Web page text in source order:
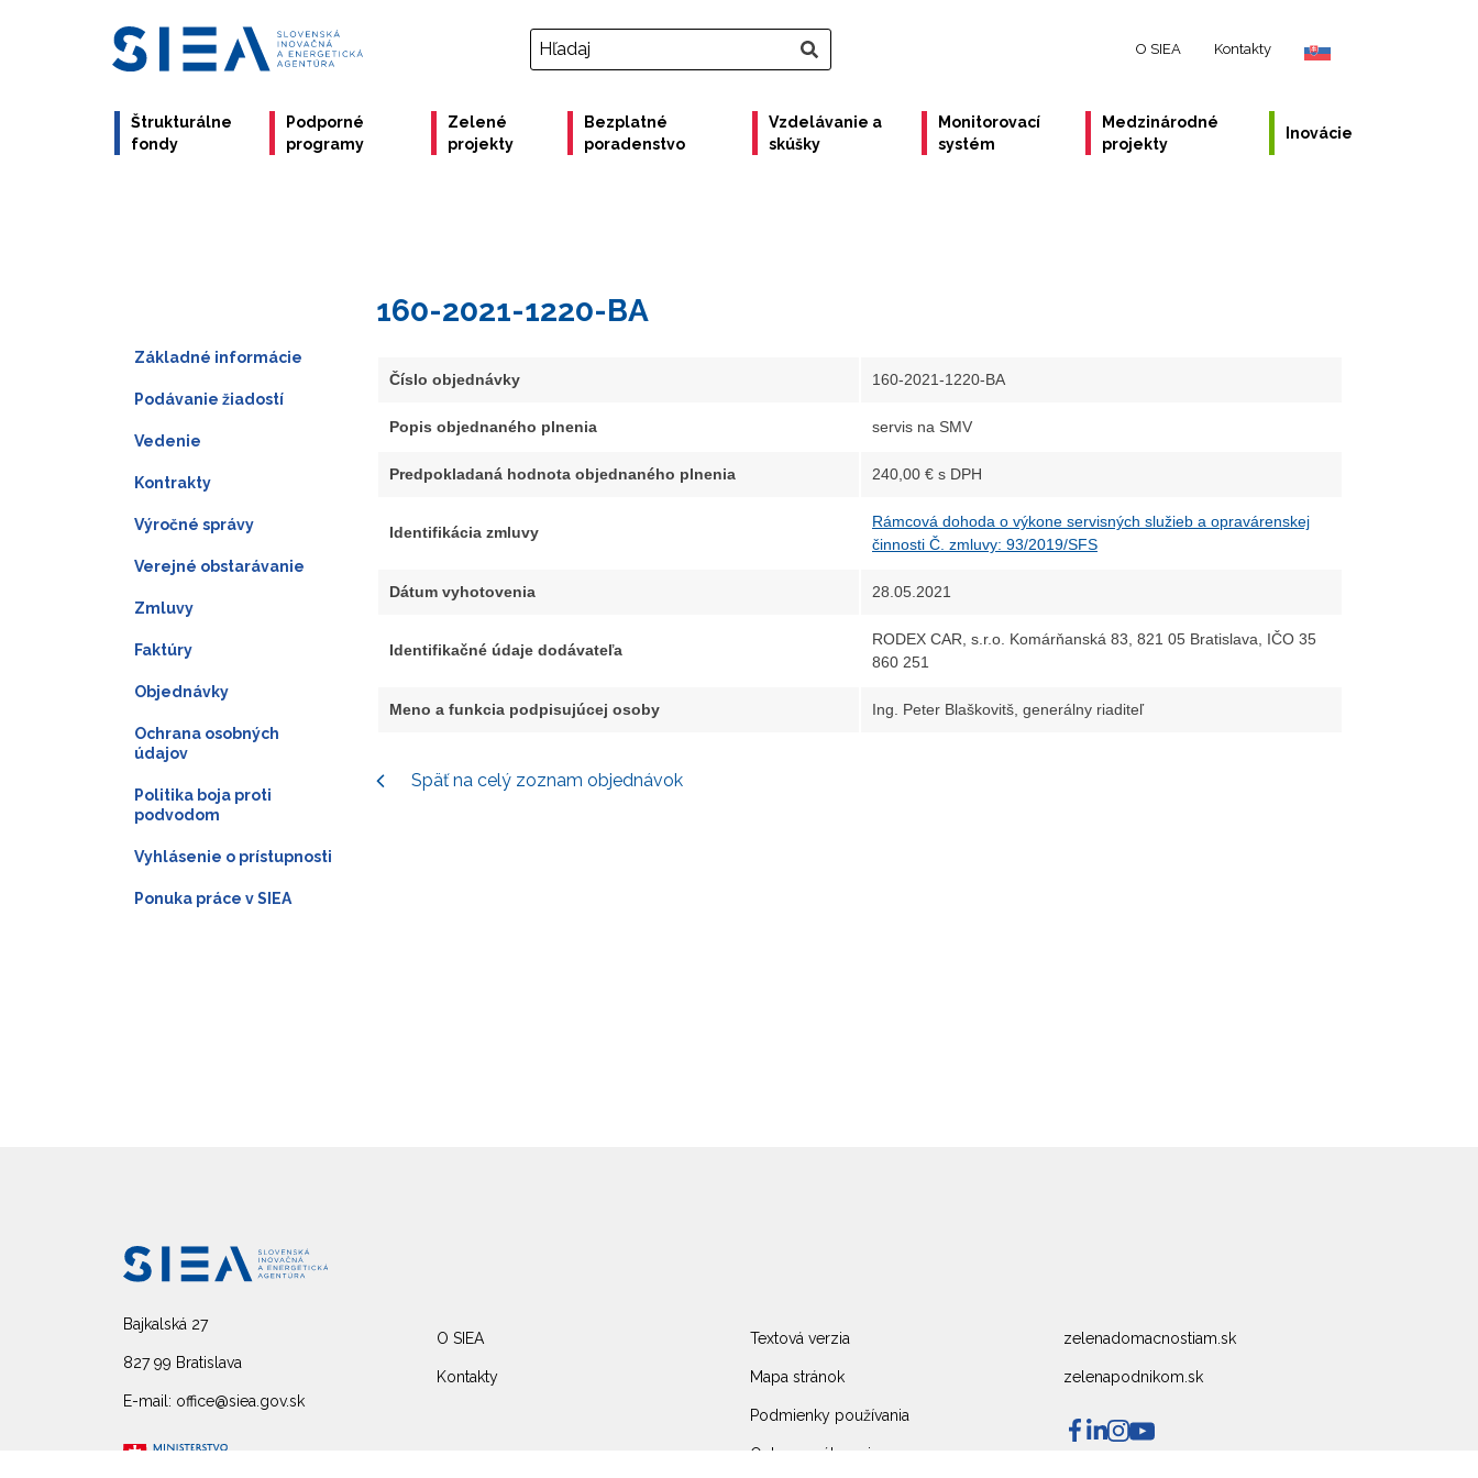
O SIEA Kontakty
Štrukturálne
fondy
Podporné
programy
Zelené
projekty
Bezplatné
poradenstvo
Vzdelávanie a
skúšky
Monitorovací
systém
Medzinárodné
projekty
Inovácie
160-2021-1220-BA
Číslo objednávky 160-2021-1220-BA
Popis objednaného plnenia servis na SMV
Predpokladaná hodnota objednaného plnenia 240,00 € s DPH
Identifikácia zmluvy
Rámcová dohoda o výkone servisných služieb a opravárenskej
činnosti Č. zmluvy: 93/2019/SFS
Dátum vyhotovenia 28.05.2021
Identifikačné údaje dodávateľa
RODEX CAR, s.r.o. Komárňanská 83, 821 05 Bratislava, IČO 35
860 251
Meno a funkcia podpisujúcej osoby Ing. Peter Blaškovitš, generálny riaditeľ
Späť na celý zoznam objednávok
Základné informácie
Podávanie žiadostí
Vedenie
Kontrakty
Výročné správy
Verejné obstarávanie
Zmluvy
Faktúry
Objednávky
Ochrana osobných
údajov
Politika boja proti
podvodom
Vyhlásenie o prístupnosti
Ponuka práce v SIEA
Bajkalská 27
827 99 Bratislava
E-mail: office@siea.gov.sk
O SIEA
Kontakty
Textová verzia
Mapa stránok
Podmienky používania
Ochrana súkromia
zelenadomacnostiam.sk
zelenapodnikom.sk